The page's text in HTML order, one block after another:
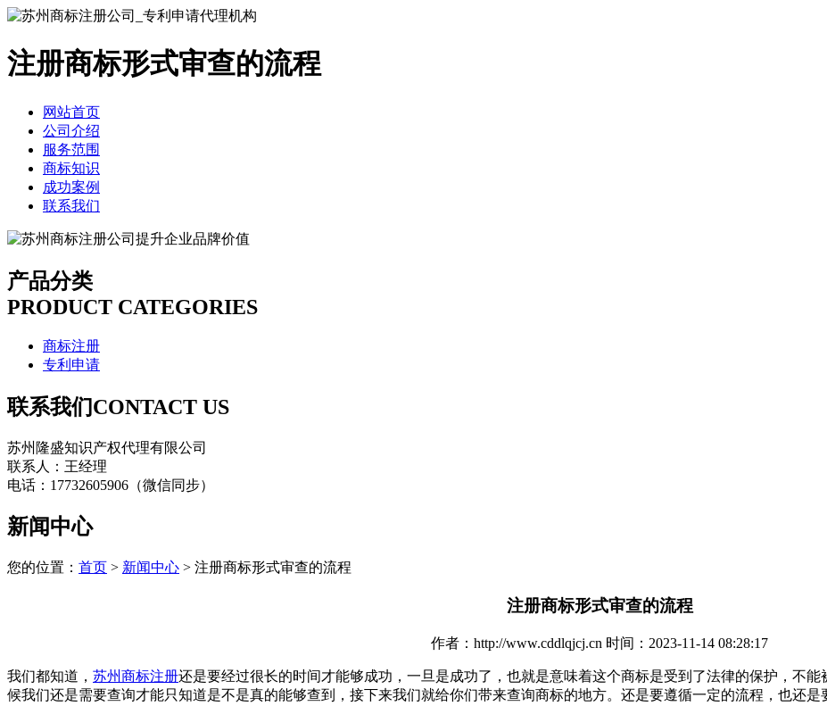
注册商标形式审查的流程
网站首页
公司介绍
服务范围
商标知识
成功案例
联系我们
产品分类
PRODUCT CATEGORIES
商标注册
专利申请
联系我们CONTACT US
苏州隆盛知识产权代理有限公司
联系人：王经理
电话：17732605906（微信同步）
新闻中心
您的位置： 首页 > 新闻中心 > 注册商标形式审查的流程
注册商标形式审查的流程
作者：http://www.cddlqjcj.cn 时间：2023-11-14 08:28:17
我们都知道， 苏州商标注册还是要经过很长的时间才能够成功，一旦是成功了，也就是意味着这个商标是受到了法律的保护，不
候我们还是需要查询才能只知道是不是真的能够查到，接下来我们就给你们带来查询商标的地方。还是要遵循一定的流程，也还是